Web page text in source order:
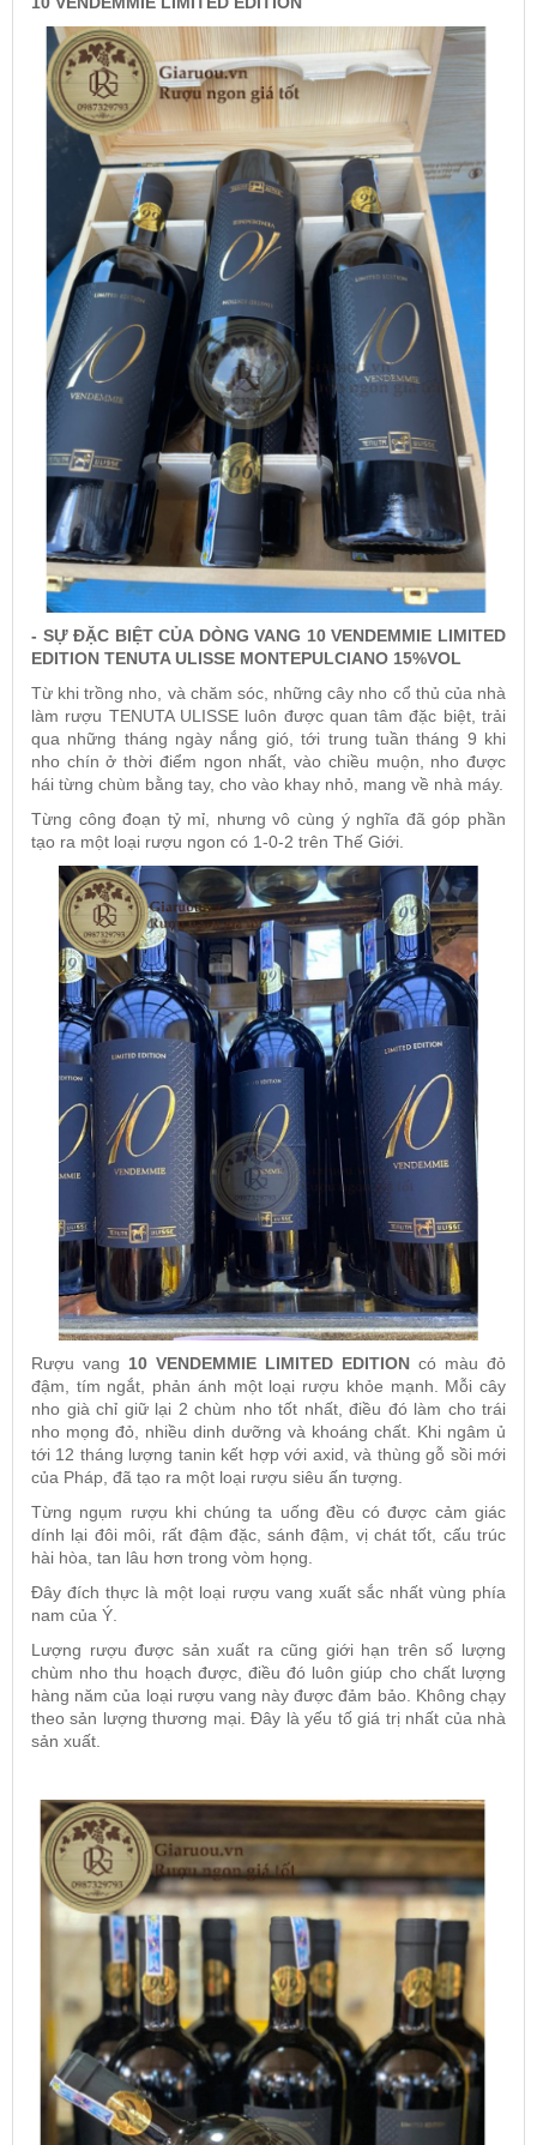
- SỰ ĐẶC BIỆT CỦA DÒNG VANG 10 VENDEMMIE LIMITED
EDITION TENUTA ULISSE MONTEPULCIANO 15%VOL
Từ khi trồng nho, và chăm sóc, những cây nho cổ thủ của nhà
làm rượu TENUTA ULISSEluôn được quan tâm đặc biệt, trải
qua những tháng ngày nắng gió, tới trung tuần tháng 9 khi
nho chín ở thời điểm ngon nhất, vào chiều muộn, nho được
hái từng chùm bằng tay, cho vào khay nhỏ, mang về nhà máy.
Từng công đoạn tỷ mỉ, nhưng vô cùng ý nghĩa đã góp phần
tạo ra một loại rượu ngon có 1-0-2 trên Thế Giới.
Rượu vang 10 VENDEMMIE LIMITED EDITION có màu đỏ
đậm, tím ngắt, phản ánh một loại rượu khỏe mạnh. Mỗi cây
nho già chỉ giữ lại 2 chùm nho tốt nhất, điều đó làm cho trái
nho mọng đỏ, nhiều dinh dưỡng và khoáng chất. Khi ngâm ủ
tới 12 tháng lượng tanin kết hợp với axid, và thùng gỗ sồi mới
của Pháp, đã tạo ra một loại rượu siêu ấn tượng.
Từng ngụm rượu khi chúng ta uống đều có được cảm giác
dính lại đôi môi, rất đậm đặc, sánh đậm, vị chát tốt, cấu trúc
hài hòa, tan lâu hơn trong vòm họng.
Đây đích thực là một loại rượu vang xuất sắc nhất vùng phía
nam của Ý.
Lượng rượu được sản xuất ra cũng giới hạn trên số lượng
chùm nho thu hoạch được, điều đó luôn giúp cho chất lượng
hàng năm của loại rượu vang này được đảm bảo. Không chạy
theo sản lượng thương mại. Đây là yếu tố giá trị nhất của nhà
sản xuất.